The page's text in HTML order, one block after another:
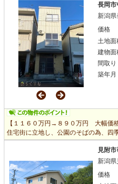
長岡
新潟県
価格
土地面
建物面
間取り
築年月
【１１６０万円→８９０万円 大幅価
住宅街に立地し、公園のそばの為、四
見附
新潟
価格